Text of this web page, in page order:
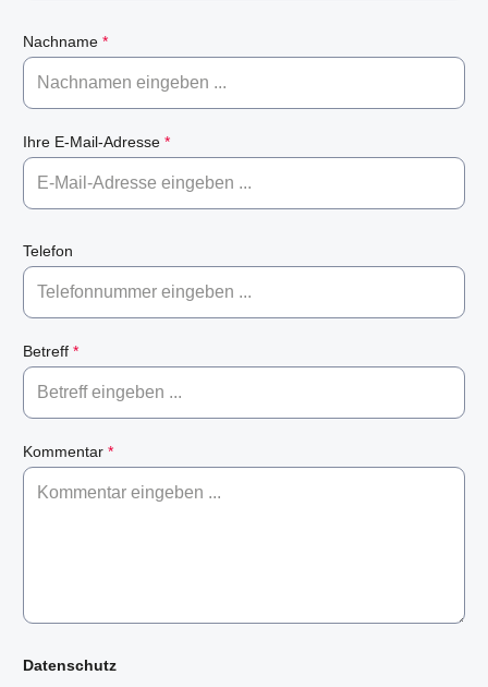
Nachname *
Ihre E-Mail-Adresse *
Telefon
Betreff *
Kommentar *
Datenschutz